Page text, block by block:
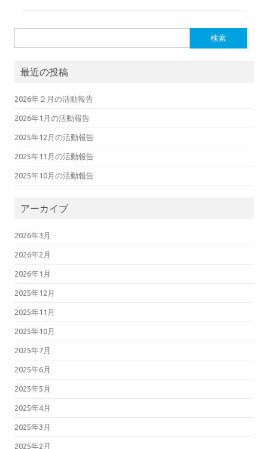
最近の投稿
2026年２月の活動報告
2026年1月の活動報告
2025年12月の活動報告
2025年11月の活動報告
2025年10月の活動報告
アーカイブ
2026年3月
2026年2月
2026年1月
2025年12月
2025年11月
2025年10月
2025年7月
2025年6月
2025年5月
2025年4月
2025年3月
2025年2月